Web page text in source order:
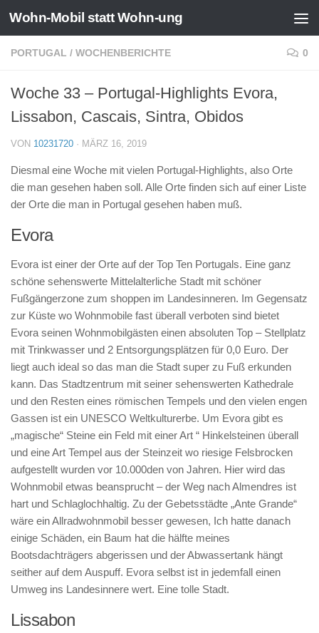
Zum Inhalt springen
Wohn-Mobil statt Wohn-ung
PORTUGAL / WOCHENBERICHTE 0
Woche 33 – Portugal-Highlights Evora,
Lissabon, Cascais, Sintra, Obidos
VON 10231720 · MÄRZ 16, 2019
Diesmal eine Woche mit vielen Portugal-Highlights, also Orte
die man gesehen haben soll. Alle Orte finden sich auf einer Liste
der Orte die man in Portugal gesehen haben muß.
Evora
Evora ist einer der Orte auf der Top Ten Portugals. Eine ganz
schöne sehenswerte Mittelalterliche Stadt mit schöner
Fußgängerzone zum shoppen im Landesinneren. Im Gegensatz
zur Küste wo Wohnmobile fast überall verboten sind bietet
Evora seinen Wohnmobilgästen einen absoluten Top – Stellplatz
mit Trinkwasser und 2 Entsorgungsplätzen für 0,0 Euro. Der
liegt auch ideal so das man die Stadt super zu Fuß erkunden
kann. Das Stadtzentrum mit seiner sehenswerten Kathedrale
und den Resten eines römischen Tempels und den vielen engen
Gassen ist ein UNESCO Weltkulturerbe. Um Evora gibt es
„magische“ Steine ein Feld mit einer Art “ Hinkelsteinen überall
und eine Art Tempel aus der Steinzeit wo riesige Felsbrocken
aufgestellt wurden vor 10.000den von Jahren. Hier wird das
Wohnmobil etwas beansprucht – der Weg nach Almendres ist
hart und Schlaglochhaltig. Zu der Gebetsstädte „Ante Grande“
wäre ein Allradwohnmobil besser gewesen, Ich hatte danach
einige Schäden, ein Baum hat die hälfte meines
Bootsdachträgers abgerissen und der Abwassertank hängt
seither auf dem Auspuff. Evora selbst ist in jedemfall einen
Umweg ins Landesinnere wert. Eine tolle Stadt.
Lissabon